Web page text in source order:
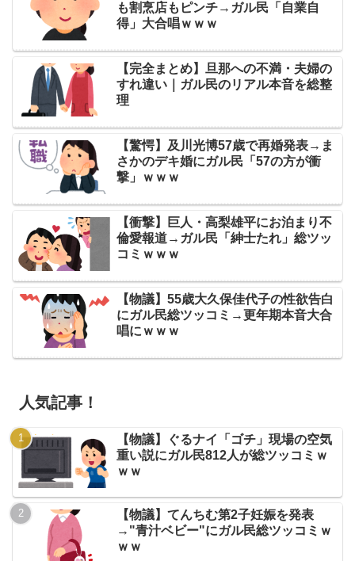
も割烹店もピンチ→ガル民「自業自
得」大合唱ｗｗｗ
【完全まとめ】旦那への不満・夫婦の
すれ違い｜ガル民のリアル本音を総整
理
【驚愕】及川光博57歳で再婚発表→ま
さかのデキ婚にガル民「57の方が衝
撃」ｗｗｗ
【衝撃】巨人・高梨雄平にお泊まり不
倫愛報道→ガル民「紳士たれ」総ツッ
コミｗｗｗ
【物議】55歳大久保佳代子の性欲告白
にガル民総ツッコミ→更年期本音大合
唱にｗｗｗ
人気記事！
【物議】ぐるナイ「ゴチ」現場の空気
重い説にガル民812人が総ツッコミｗ
ｗｗ
【物議】てんちむ第2子妊娠を発表
→"青汁ベビー"にガル民総ツッコミｗ
ｗｗ